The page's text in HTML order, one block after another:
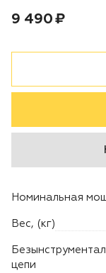
Садовые ножницы
Техника PRO
Номинальная
Вес, (кг)
цепи
Цена:
9 490 ₽